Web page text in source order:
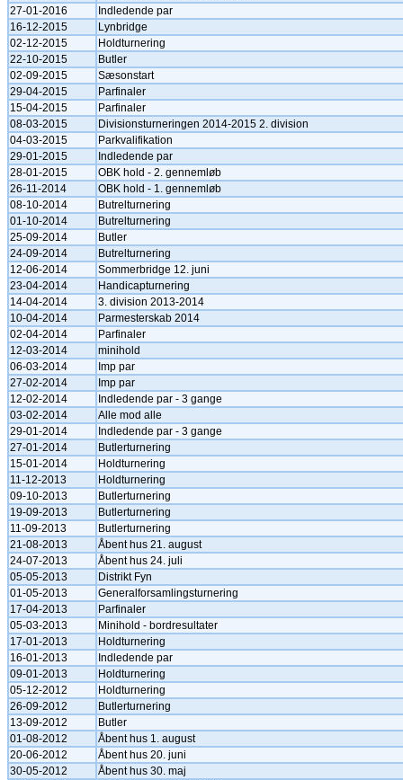
27-01-2016
Indledende par
16-12-2015
Lynbridge
02-12-2015
Holdturnering
22-10-2015
Butler
02-09-2015
Sæsonstart
29-04-2015
Parfinaler
15-04-2015
Parfinaler
08-03-2015
Divisionsturneringen 2014-2015 2. division
04-03-2015
Parkvalifikation
29-01-2015
Indledende par
28-01-2015
OBK hold - 2. gennemløb
26-11-2014
OBK hold - 1. gennemløb
08-10-2014
Butrelturnering
01-10-2014
Butrelturnering
25-09-2014
Butler
24-09-2014
Butrelturnering
12-06-2014
Sommerbridge 12. juni
23-04-2014
Handicapturnering
14-04-2014
3. division 2013-2014
10-04-2014
Parmesterskab 2014
02-04-2014
Parfinaler
12-03-2014
minihold
06-03-2014
Imp par
27-02-2014
Imp par
12-02-2014
Indledende par - 3 gange
03-02-2014
Alle mod alle
29-01-2014
Indledende par - 3 gange
27-01-2014
Butlerturnering
15-01-2014
Holdturnering
11-12-2013
Holdturnering
09-10-2013
Butlerturnering
19-09-2013
Butlerturnering
11-09-2013
Butlerturnering
21-08-2013
Åbent hus 21. august
24-07-2013
Åbent hus 24. juli
05-05-2013
Distrikt Fyn
01-05-2013
Generalforsamlingsturnering
17-04-2013
Parfinaler
05-03-2013
Minihold - bordresultater
17-01-2013
Holdturnering
16-01-2013
Indledende par
09-01-2013
Holdturnering
05-12-2012
Holdturnering
26-09-2012
Butlerturnering
13-09-2012
Butler
01-08-2012
Åbent hus 1. august
20-06-2012
Åbent hus 20. juni
30-05-2012
Åbent hus 30. maj